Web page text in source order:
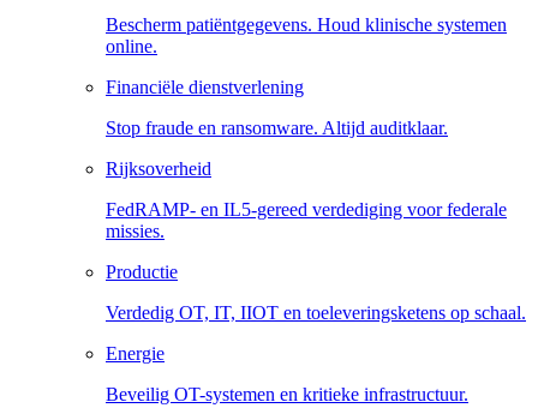
Bescherm patiëntgegevens. Houd klinische systemen
online.
Financiële dienstverlening
Stop fraude en ransomware. Altijd auditklaar.
Rijksoverheid
FedRAMP- en IL5-gereed verdediging voor federale
missies.
Productie
Verdedig OT, IT, IIOT en toeleveringsketens op schaal.
Energie
Beveilig OT-systemen en kritieke infrastructuur.